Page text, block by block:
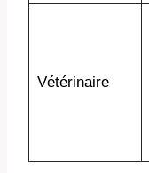
Vétérinaire